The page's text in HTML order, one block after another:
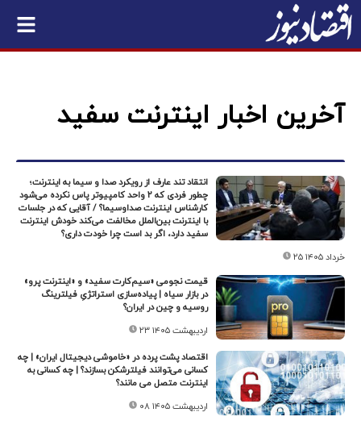
آخرین اخبار اینترنت سفید
انتقاد تند عارف از رویکرد صدا و سیما به اینترنت؛
چطور فردی که ۲ واحد کامپیوتر پاس نکرده می‌شود
کارشناس اینترنت صداوسیما؟ / آقایی که در جلسات
با اینترنت بین‌الملل مخالفت می‌کند خودش اینترنت
سفید دارد، اگر بد است چرا خودت داری؟
۲۵ خرداد ۱۴۰۵
قیمت‌ نجومی «سیم‌کارت سفید» و «اینترنت پرو»
در بازار سیاه | پیاده‌سازی استراتژیِ فیلترینگ
روسیه و چین در ایران؟
۲۳ اردیبهشت ۱۴۰۵
اقتصاد پشت پرده در «خاموشی دیجیتال ایران» | چه
کسانی می‌توانند فیلترشکن بسازند؟ | چه کسانی به
اینترنت متصل می مانند؟
۰۸ اردیبهشت ۱۴۰۵